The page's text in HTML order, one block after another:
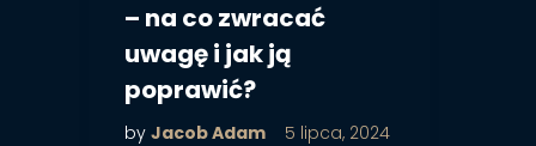
– na co zwracać
uwagę i jak ją
poprawić?
by Jacob Adam
5 lipca, 2024